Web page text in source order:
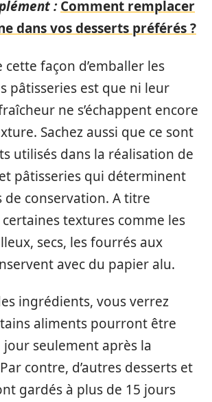
: Comment remplacer
dans vos desserts préférés ?
cette façon d’emballer les
pâtisseries est que ni leur
ne s’échappent encore
Sachez aussi que ce sont
utilisés dans la réalisation de
pâtisseries qui déterminent
de conservation. A titre
textures comme les
secs, les fourrés aux
avec du papier alu.
ingrédients, vous verrez
aliments pourront être
jour seulement après la
contre, d’autres desserts et
gardés à plus de 15 jours